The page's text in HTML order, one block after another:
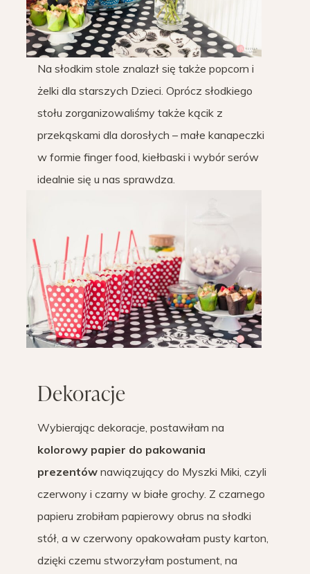
Na słodkim stole znalazł się także popcorn i
żelki dla starszych Dzieci. Oprócz słodkiego
stołu zorganizowaliśmy także kącik z
przekąskami dla dorosłych – małe kanapeczki
w formie finger food, kiełbaski i wybór serów
idealnie się u nas sprawdza.
Dekoracje
Wybierając dekoracje, postawiłam na
kolorowy papier do pakowania
prezentów nawiązujący do Myszki Miki, czyli
czerwony i czarny w białe grochy. Z czarnego
papieru zrobiłam papierowy obrus na słodki
stół, a w czerwony opakowałam pusty karton,
dzięki czemu stworzyłam postument, na